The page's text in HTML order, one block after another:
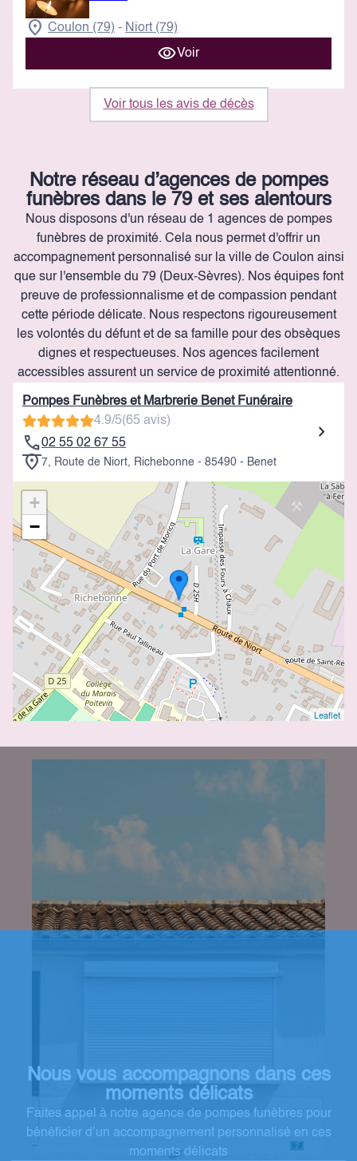
Coulon (79) - Niort (79)
Voir
Voir tous les avis de décès
Notre réseau d’agences de pompes
funèbres dans le 79 et ses alentours
Nous disposons d'un réseau de 1 agences de pompes
funèbres de proximité. Cela nous permet d'offrir un
accompagnement personnalisé sur la ville de Coulon ainsi
que sur l'ensemble du 79 (Deux-Sèvres). Nos équipes font
preuve de professionnalisme et de compassion pendant
cette période délicate. Nous respectons rigoureusement
les volontés du défunt et de sa famille pour des obsèques
dignes et respectueuses. Nos agences facilement
accessibles assurent un service de proximité attentionné.
Pompes Funèbres et Marbrerie Benet Funéraire
4.9/5(65 avis)
02 55 02 67 55
7, Route de Niort, Richebonne - 85490 - Benet
+
−
Leaflet
Nous vous accompagnons dans ces
moments délicats
Faites appel à notre agence de pompes funèbres pour
bénéficier d’un accompagnement personnalisé en ces
moments délicats